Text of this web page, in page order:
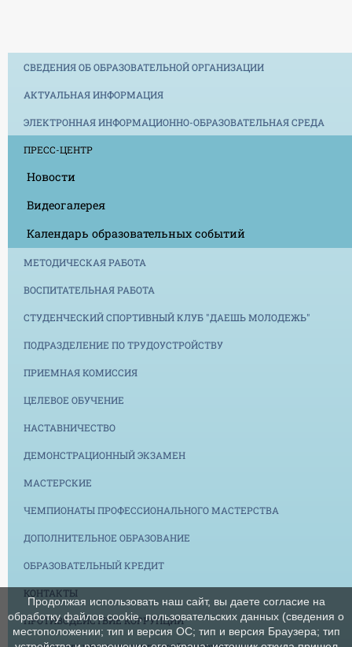
СВЕДЕНИЯ ОБ ОБРАЗОВАТЕЛЬНОЙ ОРГАНИЗАЦИИ
АКТУАЛЬНАЯ ИНФОРМАЦИЯ
ЭЛЕКТРОННАЯ ИНФОРМАЦИОННО-ОБРАЗОВАТЕЛЬНАЯ СРЕДА
ПРЕСС-ЦЕНТР
Новости
Видеогалерея
Календарь образовательных событий
МЕТОДИЧЕСКАЯ РАБОТА
ВОСПИТАТЕЛЬНАЯ РАБОТА
СТУДЕНЧЕСКИЙ СПОРТИВНЫЙ КЛУБ "ДАЕШЬ МОЛОДЕЖЬ"
ПОДРАЗДЕЛЕНИЕ ПО ТРУДОУСТРОЙСТВУ
ПРИЕМНАЯ КОМИССИЯ
ЦЕЛЕВОЕ ОБУЧЕНИЕ
НАСТАВНИЧЕСТВО
ДЕМОНСТРАЦИОННЫЙ ЭКЗАМЕН
МАСТЕРСКИЕ
ЧЕМПИОНАТЫ ПРОФЕССИОНАЛЬНОГО МАСТЕРСТВА
ДОПОЛНИТЕЛЬНОЕ ОБРАЗОВАНИЕ
ОБРАЗОВАТЕЛЬНЫЙ КРЕДИТ
КОНТАКТЫ
ПРОТИВОДЕЙСТВИЕ КОРРУПЦИИ
Продолжая использовать наш сайт, вы даете согласие на
обработку файлов cookie, пользовательских данных (сведения о
местоположении; тип и версия ОС; тип и версия Браузера; тип